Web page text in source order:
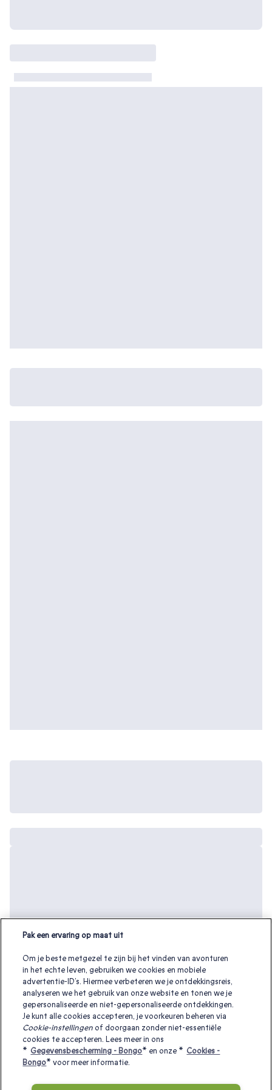
Andere interessante cadeaubonnen:
Weekendje weg overnachten|Valentijnscadeaus|
Pak een ervaring op maat uit
Om je beste metgezel te zijn bij het vinden van avonturen
in het echte leven, gebruiken we cookies en mobiele
advertentie-ID’s. Hiermee verbeteren we je ontdekkingsreis,
analyseren we het gebruik van onze website en tonen we je
gepersonaliseerde en niet-gepersonaliseerde ontdekkingen.
Je kunt alle cookies accepteren, je voorkeuren beheren via
Cookie-instellingen of doorgaan zonder niet-essentiële
cookies te accepteren. Lees meer in ons
* Gegevensbescherming - Bongo* en onze * Cookies -
Bongo* voor meer informatie.